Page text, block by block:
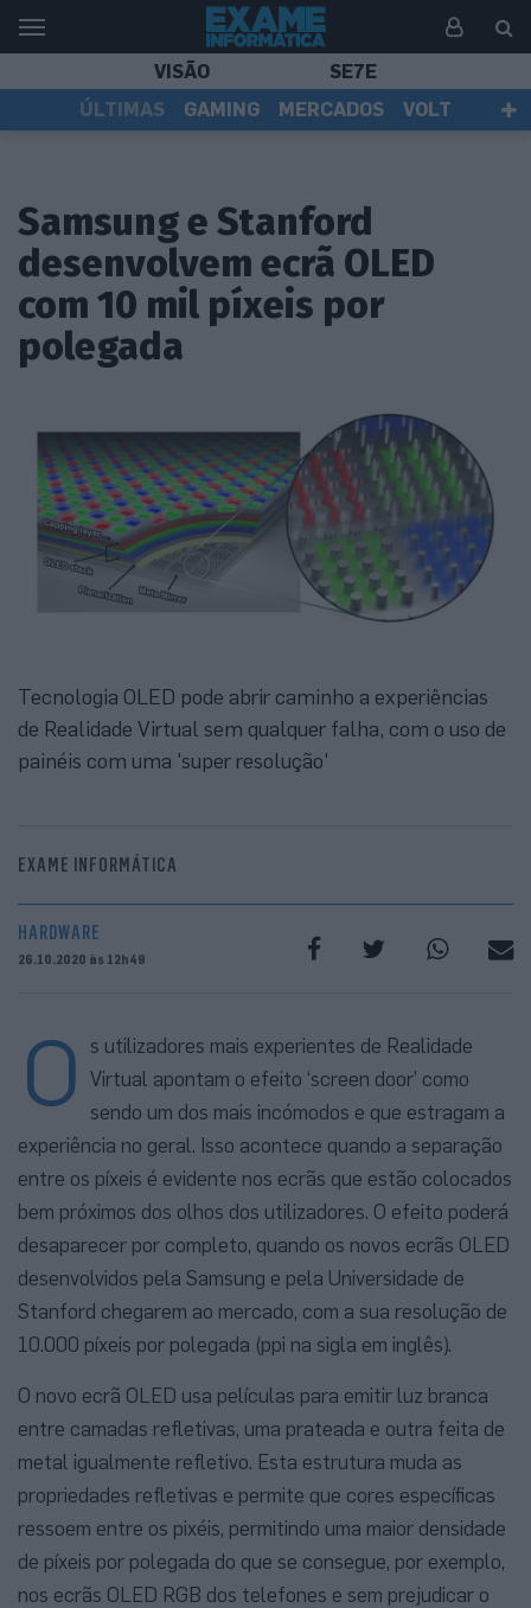
VISÃO
SE7E
ÚLTIMAS
GAMING MERCADOS
VOLT
Samsung e Stanford
desenvolvem ecrã OLED
com 10 mil píxeis por
polegada
Tecnologia OLED pode abrir caminho a experiências
de Realidade Virtual sem qualquer falha, com o uso de
painéis com uma 'super resolução'
EXAME INFORMÁTICA
HARDWARE
26.10.2020 às 12h49
O
s utilizadores mais experientes de Realidade
Virtual apontam o efeito ‘screen door’ como
sendo um dos mais incómodos e que estragam a
experiência no geral. Isso acontece quando a separação
entre os píxeis é evidente nos ecrãs que estão colocados
bem próximos dos olhos dos utilizadores. O efeito poderá
desaparecer por completo, quando os novos ecrãs OLED
desenvolvidos pela Samsung e pela Universidade de
Stanford chegarem ao mercado, com a sua resolução de
10.000 píxeis por polegada (ppi na sigla em inglês).
O novo ecrã OLED usa películas para emitir luz branca
entre camadas refletivas, uma prateada e outra feita de
metal igualmente refletivo. Esta estrutura muda as
propriedades refletivas e permite que cores específicas
ressoem entre os pixéis, permitindo uma maior densidade
de píxeis por polegada do que se consegue, por exemplo,
nos ecrãs OLED RGB dos telefones e sem prejudicar o